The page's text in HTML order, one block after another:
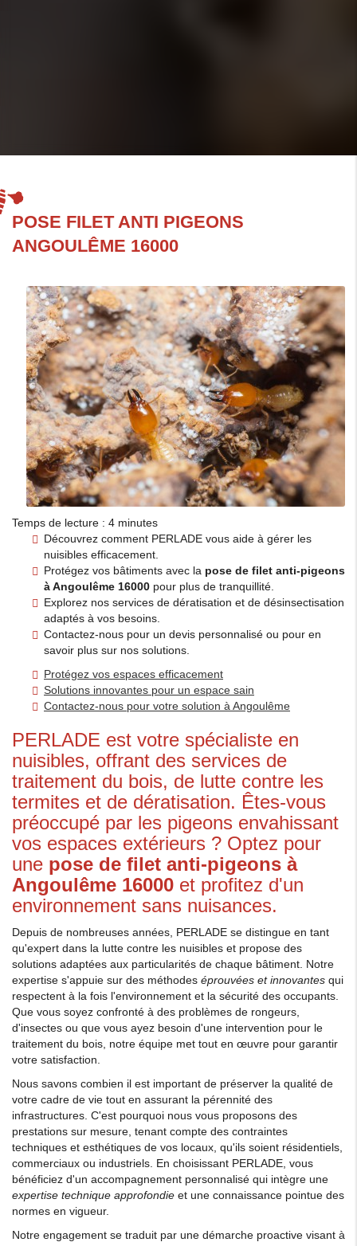
POSE FILET ANTI PIGEONS
ANGOULÊME 16000
Temps de lecture : 4 minutes
Découvrez comment PERLADE vous aide à gérer les
nuisibles efficacement.
Protégez vos bâtiments avec la pose de filet anti-pigeons
à Angoulême 16000 pour plus de tranquillité.
Explorez nos services de dératisation et de désinsectisation
adaptés à vos besoins.
Contactez-nous pour un devis personnalisé ou pour en
savoir plus sur nos solutions.
Protégez vos espaces efficacement
Solutions innovantes pour un espace sain
Contactez-nous pour votre solution à Angoulême
PERLADE est votre spécialiste en
nuisibles, offrant des services de
traitement du bois, de lutte contre les
termites et de dératisation. Êtes-vous
préoccupé par les pigeons envahissant
vos espaces extérieurs ? Optez pour
une pose de filet anti-pigeons à
Angoulême 16000 et profitez d'un
environnement sans nuisances.
Depuis de nombreuses années, PERLADE se distingue en tant
qu'expert dans la lutte contre les nuisibles et propose des
solutions adaptées aux particularités de chaque bâtiment. Notre
expertise s'appuie sur des méthodes éprouvées et innovantes qui
respectent à la fois l'environnement et la sécurité des occupants.
Que vous soyez confronté à des problèmes de rongeurs,
d'insectes ou que vous ayez besoin d'une intervention pour le
traitement du bois, notre équipe met tout en œuvre pour garantir
votre satisfaction.
Nous savons combien il est important de préserver la qualité de
votre cadre de vie tout en assurant la pérennité des
infrastructures. C'est pourquoi nous vous proposons des
prestations sur mesure, tenant compte des contraintes
techniques et esthétiques de vos locaux, qu'ils soient résidentiels,
commerciaux ou industriels. En choisissant PERLADE, vous
bénéficiez d'un accompagnement personnalisé qui intègre une
expertise technique approfondie et une connaissance pointue des
normes en vigueur.
Notre engagement se traduit par une démarche proactive visant à